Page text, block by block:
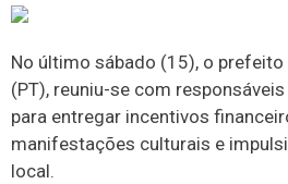
No último sábado (15), o prefeito
(PT), reuniu-se com
para entregar incentivos
manifestações culturais e
local.